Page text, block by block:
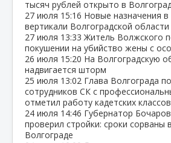
тысяч рублей открыто в
27 июля 15:16 Новые назначения
вертикали Волгоградской области
27 июля 13:33 Житель Волжского
покушении на убийство жены с
26 июля 15:20 На Волгоградскую
надвигается шторм
25 июля 13:02 Глава Волгограда
сотрудников СК с
отметил работу кадетских классов
24 июля 14:46 Губернатор
проверил стройки: сроки сорваны
Волгограде